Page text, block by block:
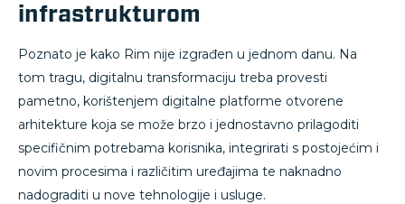
infrastrukturom
Poznato je kako Rim nije izgrađen u jednom danu. Na
tom tragu, digitalnu transformaciju treba provesti
pametno, korištenjem digitalne platforme otvorene
arhitekture koja se može brzo i jednostavno prilagoditi
specifičnim potrebama korisnika, integrirati s postojećim i
novim procesima i različitim uređajima te naknadno
nadograditi u nove tehnologije i usluge.